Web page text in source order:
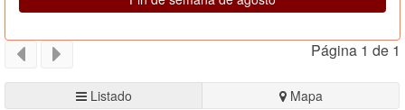
Página 1 de 1
Listado Mapa